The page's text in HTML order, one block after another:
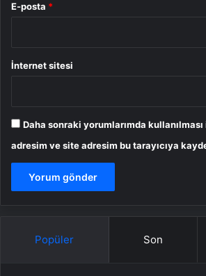
E-posta *
İnternet sitesi
Daha sonraki yorumlarımda
adresim ve site adresim bu tarayıcıya
Popüler Son